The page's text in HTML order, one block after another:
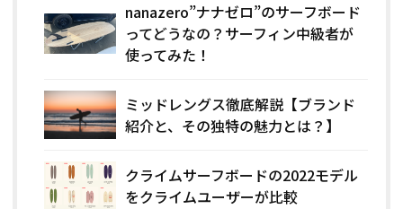
nanazero”ナナゼロ”のサーフボード
ってどうなの？サーフィン中級者が
使ってみた！
ミッドレングス徹底解説【ブランド
紹介と、その独特の魅力とは？】
クライムサーフボードの2022モデル
をクライムユーザーが比較